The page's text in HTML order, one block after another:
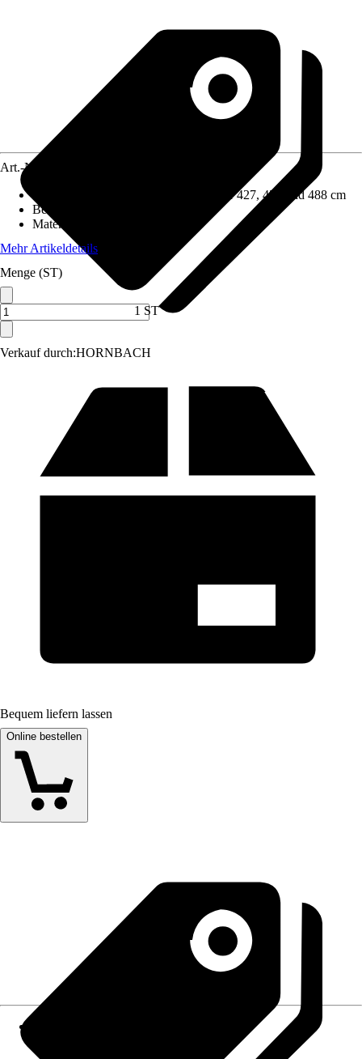
Verkauf durch:HORNBACH
Art.-Nr.
Durchmesser 427, 450 und 488 cm
Befestigungsart
Material
Mehr Artikeldetails
Menge (ST)
1 ST
Bequem liefern lassen
Online bestellen